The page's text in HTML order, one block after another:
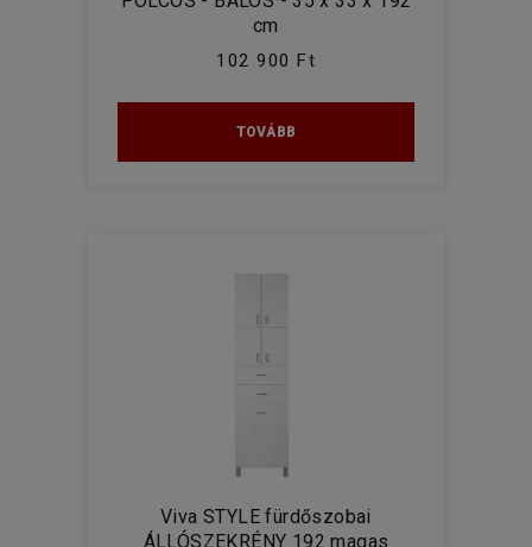
cm
102 900 Ft
TOVÁBB
Viva STYLE fürdőszobai
ÁLLÓSZEKRÉNY 192 magas